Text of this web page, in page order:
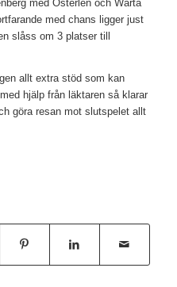
med Österlen och Warta
med chans ligger just
slåss om 3 platser till
allt extra stöd som kan
hjälp från läktaren så klarar
göra resan mot slutspelet allt